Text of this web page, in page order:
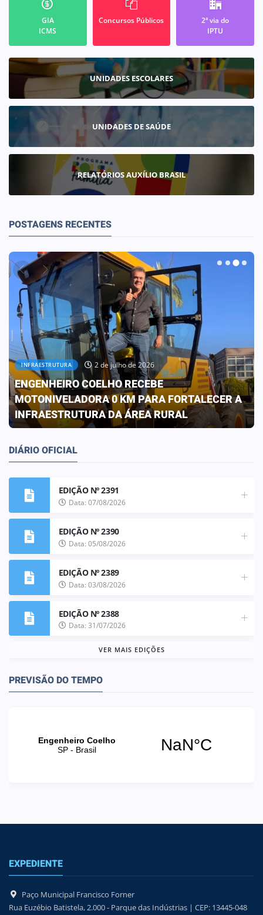
GIA
ICMS
Concursos Públicos
2ª via do
IPTU
UNIDADES ESCOLARES
UNIDADES DE SAÚDE
RELATÓRIOS AUXÍLIO BRASIL
POSTAGENS RECENTES
OBRAS 30 de junho de 2026
PREFEITURA CONCLUI OBRA QUE
TRANSFORMA A REALIDADE DA ESCOLA ELIZA
FRANCO DE OLIVEIRA
DIÁRIO OFICIAL
EDIÇÃO Nº 2391
Data: 07/08/2026
EDIÇÃO Nº 2390
Data: 05/08/2026
EDIÇÃO Nº 2389
Data: 03/08/2026
EDIÇÃO Nº 2388
Data: 31/07/2026
VER MAIS EDIÇÕES
PREVISÃO DO TEMPO
EXPEDIENTE
Paço Municipal Francisco Forner
Rua Euzébio Batistela, 2.000 - Parque das Indústrias | CEP: 13445-048